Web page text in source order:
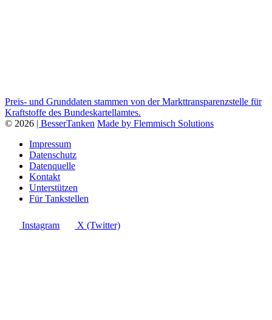
Preis- und Grunddaten stammen von der Markttransparenzstelle für
Kraftstoffe des Bundeskartellamtes.
© 2026 | BesserTanken Made by Flemmisch Solutions
Impressum
Datenschutz
Datenquelle
Kontakt
Unterstützen
Für Tankstellen
Instagram X (Twitter)